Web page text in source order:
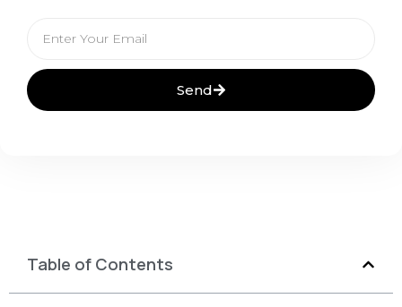
Send
Table of Contents